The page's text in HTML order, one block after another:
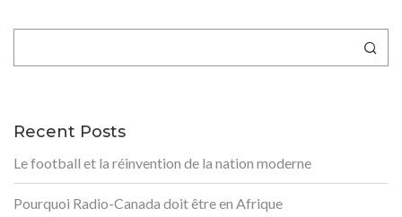
Recent Posts
Le football et la réinvention de la nation moderne
Pourquoi Radio-Canada doit être en Afrique